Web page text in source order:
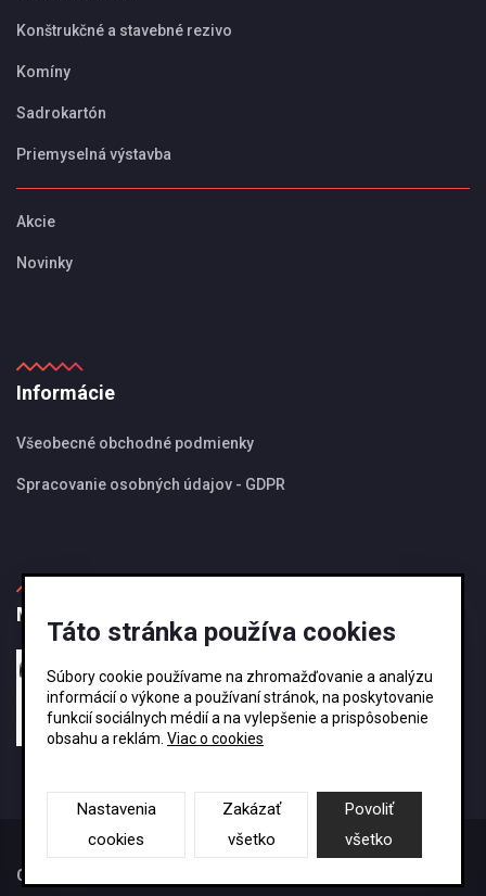
Konštrukčné a stavebné rezivo
Komíny
Sadrokartón
Priemyselná výstavba
Akcie
Novinky
Informácie
Všeobecné obchodné podmienky
Spracovanie osobných údajov - GDPR
MBS Magazín
Ako si vybrať správnu veľkosť odkvapového
systému KJG ?
Copyright By
Táto stránka používa cookies
Súbory cookie používame na zhromažďovanie a analýzu
informácií o výkone a používaní stránok, na poskytovanie
funkcií sociálnych médií a na vylepšenie a prispôsobenie
obsahu a reklám. Viac o cookies
Nastavenia
cookies
Zakázať
všetko
Povoliť
všetko